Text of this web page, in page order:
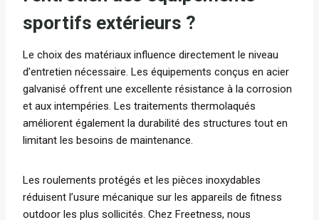
sportifs extérieurs ?
Le choix des matériaux influence directement le niveau
d’entretien nécessaire. Les équipements conçus en acier
galvanisé offrent une excellente résistance à la corrosion
et aux intempéries. Les traitements thermolaqués
améliorent également la durabilité des structures tout en
limitant les besoins de maintenance.
Les roulements protégés et les pièces inoxydables
réduisent l’usure mécanique sur les appareils de fitness
outdoor les plus sollicités. Chez Freetness, nous